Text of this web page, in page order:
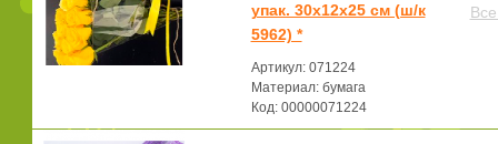
упак. 30x12x25 см (ш/к
5962) *
Артикул: 071224
Материал: бумага
Код: 00000071224